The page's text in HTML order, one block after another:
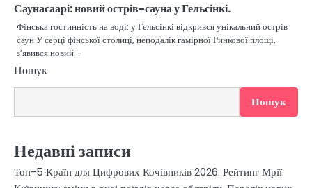
Саунасаарі: новий острів-сауна у Гельсінкі.
Фінська гостинність на воді: у Гельсінкі відкрився унікальний острів
саун У серці фінської столиці, неподалік гамірної Ринкової площі,
з’явився новий…
Пошук
Пошук
Недавні записи
Топ-5 Країн для Цифрових Кочівників 2026: Рейтинг Мрії.